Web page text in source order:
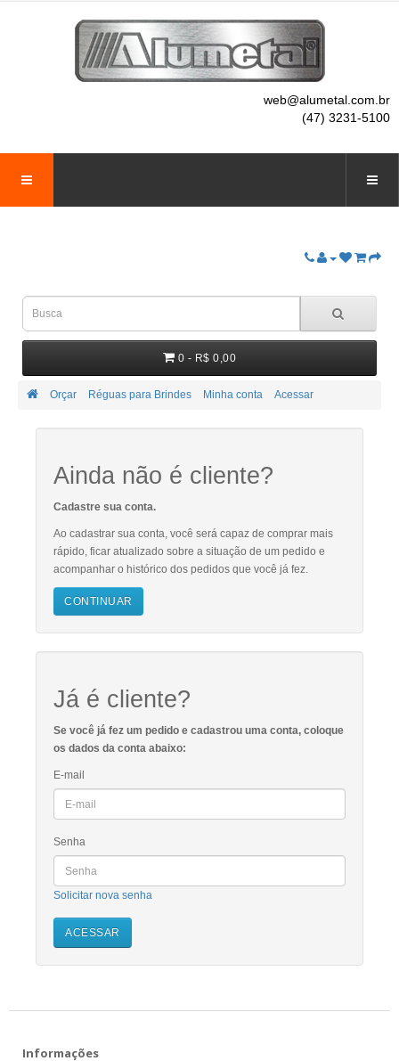
web@alumetal.com.br
(47) 3231-5100
0 - R$ 0,00
Orçar Réguas para Brindes Minha conta Acessar
Ainda não é cliente?
Cadastre sua conta.
Ao cadastrar sua conta, você será capaz de comprar mais
rápido, ficar atualizado sobre a situação de um pedido e
acompanhar o histórico dos pedidos que você já fez.
CONTINUAR
Já é cliente?
Se você já fez um pedido e cadastrou uma conta, coloque
os dados da conta abaixo:
E-mail
Senha
Solicitar nova senha
Informações